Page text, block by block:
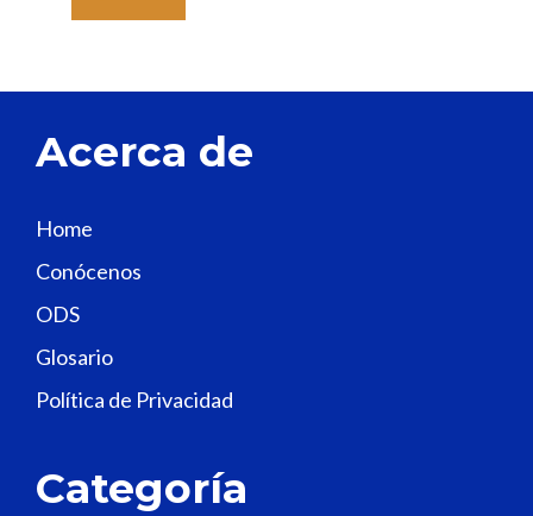
a
h
f
i
e
d
b
n
Acerca de
Home
Conócenos
ODS
Glosario
Política de Privacidad
Categoría